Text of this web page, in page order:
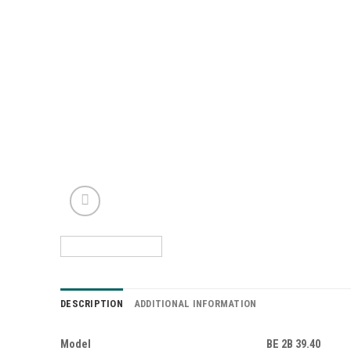
DESCRIPTION ADDITIONAL INFORMATION
Model
BE 2B 39.40